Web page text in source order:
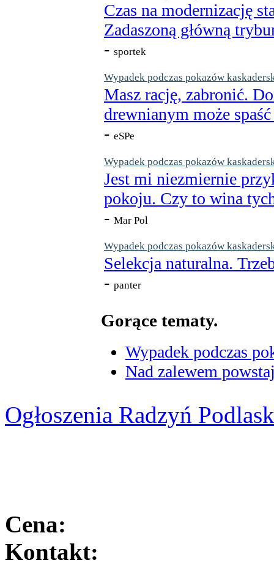
Czas na modernizację
Zadaszoną główną
- sportek
Wypadek podczas pokazów
Masz rację, zabronić.
drewnianym może
- eSPe
Wypadek podczas pokazów
Jest mi niezmiernie
pokoju. Czy to wina
- Mar Pol
Wypadek podczas pokazów
Selekcja naturalna.
- panter
Gorące tematy.
Wypadek podczas
Nad zalewem
Ogłoszenia Radzyń
Cena:
Kontakt: